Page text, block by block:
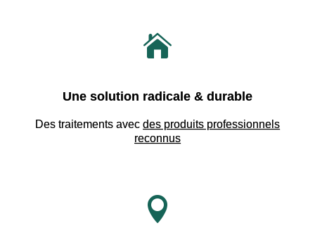

Une solution radicale & durable
Des traitements avec des produits professionnels
reconnus
